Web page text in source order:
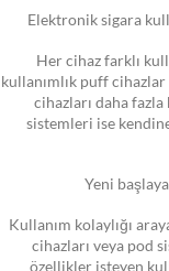
Elektronik sigara
Her cihaz farklı
kullanımlık puff
cihazları daha
sistemleri ise
Yeni
Kullanım kolaylığı
cihazları veya pod
özellikler isteyen